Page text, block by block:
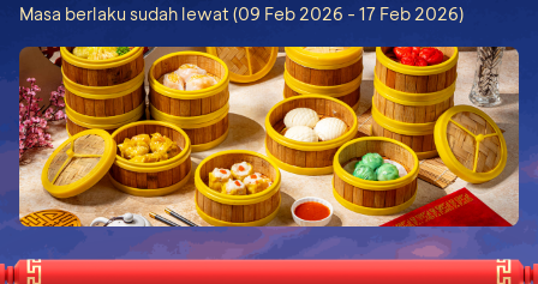
Masa berlaku sudah lewat (09 Feb 2026 - 17 Feb 2026)